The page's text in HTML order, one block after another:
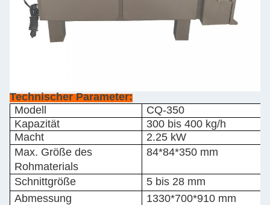
Technischer Parameter:
Modell
CQ-350
Kapazität
300 bis 400 kg/h
Macht
2.25 kW
Max. Größe des
Rohmaterials
84*84*350 mm
Schnittgröße
5 bis 28 mm
Abmessung
1330*700*910 mm